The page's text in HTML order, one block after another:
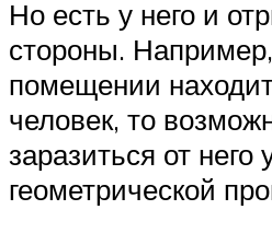
Но есть у него и
стороны.
помещении
человек, то
заразиться от него
геометрической